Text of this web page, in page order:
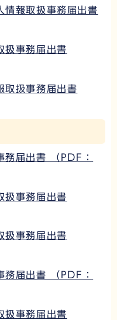
情報取扱事務届出書
扱事務届出書
取扱事務届出書
務届出書 （PDF：
扱事務届出書
扱事務届出書
務届出書 （PDF：
扱事務届出書